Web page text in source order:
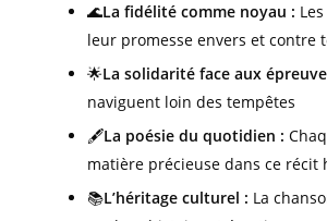
🌊La fidélité comme noyau :
leur promesse envers et contre
🌟La solidarité face aux
naviguent loin des tempêtes
🖋️La poésie du quotidien :
matière précieuse dans ce récit
📚L’héritage culturel : La